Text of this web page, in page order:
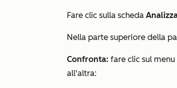
Fare clic sulla scheda
Nella parte superiore della
Confronta: fare clic sul
all'altra: